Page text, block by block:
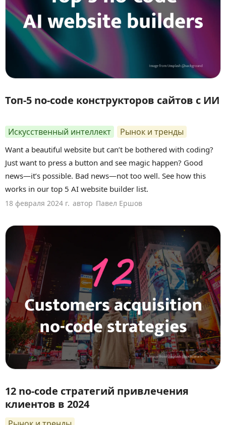
Топ-5 no-code конструкторов сайтов с ИИ
Искусственный интеллект Рынок и тренды
Want a beautiful website but can’t be bothered with coding?
Just want to press a button and see magic happen? Good
news—it’s possible. Bad news—not too well. See how this
works in our top 5 AI website builder list.
18 февраля 2024 г. автор Павел Ершов
12 no-code стратегий привлечения
клиентов в 2024